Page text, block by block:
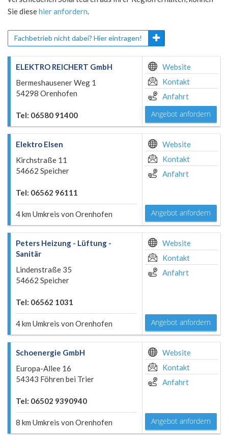
Sie diesehier anfordern.
Fachbetrieb nicht dabei? Hier eintragen!
ELEKTRO REICHERT GmbH
Bermeshausener Weg 1
54298 Orenhofen
Tel: 06580 91400
Website
Kontakt
Anfahrt
Angebot anfordern
Elektro Elsen
Kirchstraße 11
54662 Speicher
Tel: 06562 96111
4 km Umkreis von Orenhofen
Website
Kontakt
Anfahrt
Angebot anfordern
Peters Heizung - Lüftung -
Sanitär
Lindenstraße 35
54662 Speicher
Tel: 06562 1031
4 km Umkreis von Orenhofen
Website
Kontakt
Anfahrt
Angebot anfordern
Schoenergie GmbH
Europa-Allee 16
54343 Föhren bei Trier
Tel: 06502 9390940
8 km Umkreis von Orenhofen
Website
Kontakt
Anfahrt
Angebot anfordern